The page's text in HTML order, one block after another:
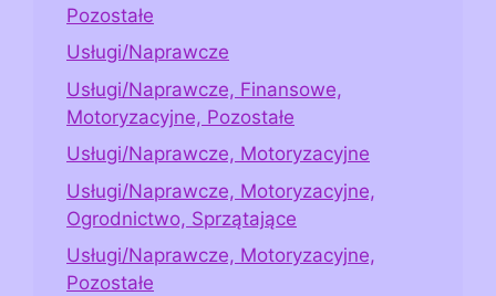
Pozostałe
Usługi/Naprawcze
Usługi/Naprawcze, Finansowe,
Motoryzacyjne, Pozostałe
Usługi/Naprawcze, Motoryzacyjne
Usługi/Naprawcze, Motoryzacyjne,
Ogrodnictwo, Sprzątające
Usługi/Naprawcze, Motoryzacyjne,
Pozostałe